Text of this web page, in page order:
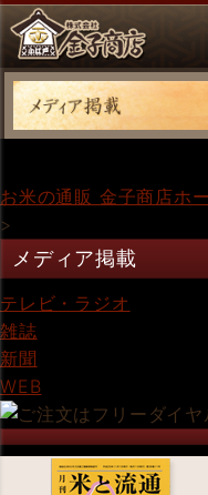
お米の通販 金子商店ホ
>
メディア掲載
テレビ・ラジオ
雑誌
新聞
WEB